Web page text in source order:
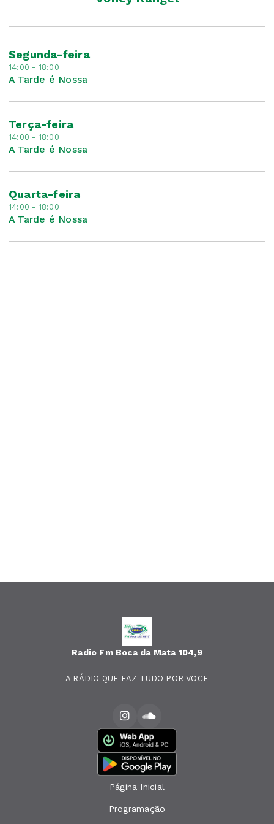
Segunda-feira
14:00 - 18:00
A Tarde é Nossa
Terça-feira
14:00 - 18:00
A Tarde é Nossa
Quarta-feira
14:00 - 18:00
A Tarde é Nossa
Radio Fm Boca da Mata 104,9
A RÁDIO QUE FAZ TUDO POR VOCE
Página Inicial
Programação